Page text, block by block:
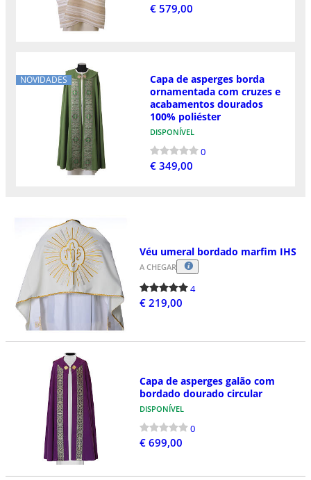
€ 579,00
NOVIDADES
Capa de asperges borda
ornamentada com cruzes e
acabamentos dourados
100% poliéster
DISPONÍVEL
0
€ 349,00
Véu umeral bordado marfim IHS
A CHEGAR
4
€ 219,00
Capa de asperges galão com
bordado dourado circular
DISPONÍVEL
0
€ 699,00